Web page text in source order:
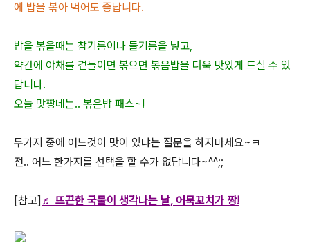
에 밥을 볶아 먹어도 좋답니다.
밥을 볶을때는 참기름이나 들기름을 넣고,
약간에 야채를 곁들이면 볶으면 볶음밥을 더욱 맛있게 드실 수 있
답니다.
오늘 맛짱네는.. 볶은밥 패스~!
두가지 중에 어느것이 맛이 있냐는 질문을 하지마세요~ㅋ
전.. 어느 한가지를 선택을 할 수가 없답니다~^^;;
[참고] ♬ 뜨끈한 국물이 생각나는 날, 어묵꼬치가 짱!